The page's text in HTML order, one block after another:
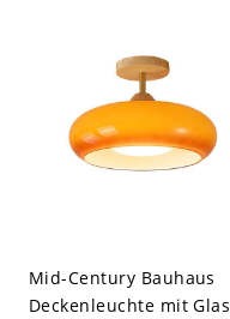
Mid-Century Bauhaus
Deckenleuchte mit Glas